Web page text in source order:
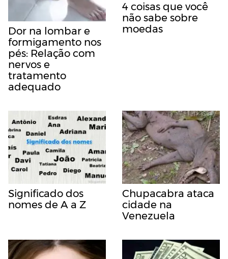
Dor na lombar e
formigamento nos
pés: Relação com
nervos e
tratamento
adequado
4 coisas que você
não sabe sobre
moedas
Significado dos
nomes de A a Z
Chupacabra ataca
cidade na
Venezuela